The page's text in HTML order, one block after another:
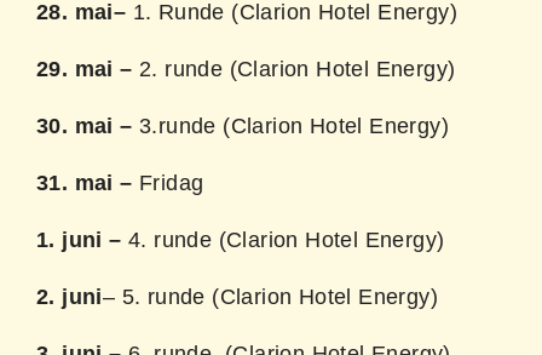
28. mai– 1. Runde (Clarion Hotel Energy)
29. mai – 2. runde (Clarion Hotel Energy)
30. mai – 3.runde (Clarion Hotel Energy)
31. mai – Fridag
1. juni – 4. runde (Clarion Hotel Energy)
2. juni– 5. runde (Clarion Hotel Energy)